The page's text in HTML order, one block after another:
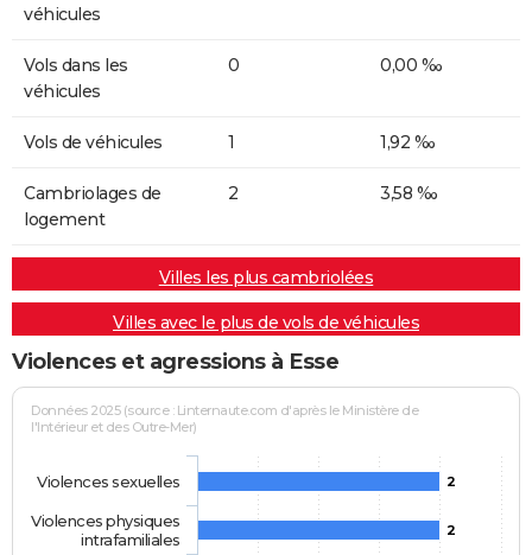
véhicules
Vols dans les
véhicules
0 0,00 ‰
Vols de véhicules 1 1,92 ‰
Cambriolages de
logement
2 3,58 ‰
Villes les plus cambriolées
Villes avec le plus de vols de véhicules
Violences et agressions à Esse
Données 2025 (source : Linternaute.com d'après le Ministère de
l'Intérieur et des Outre-Mer)
2
2
Violences sexuelles
Violences physiques
intrafamiliales